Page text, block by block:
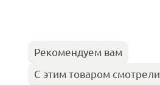
Рекомендуем вам
С этим товаром смотрели